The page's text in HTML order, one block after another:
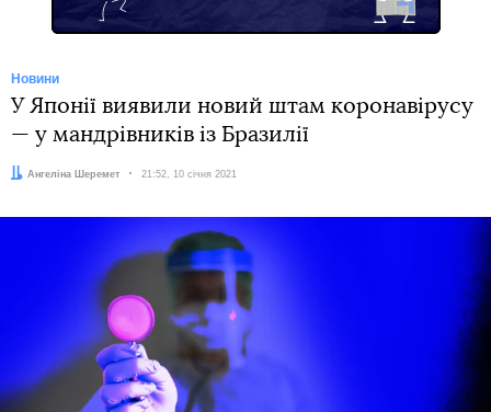
Новини
У Японії виявили новий штам коронавірусу
— у мандрівників із Бразилії
Автор:
Ангеліна Шеремет Дата:
21:52, 10 січня 2021